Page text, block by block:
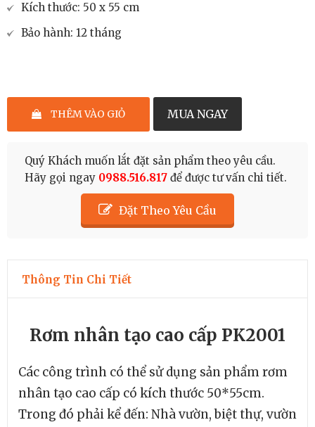
Kích thước: 50 x 55 cm
Bảo hành: 12 tháng
THÊM VÀO GIỎ MUA NGAY
Quý Khách muốn lắt đặt sản phẩm theo yêu cầu.
Hãy gọi ngay 0988.516.817 để được tư vấn chi tiết.
Đặt Theo Yêu Cầu
Thông Tin Chi Tiết
Rơm nhân tạo cao cấp PK2001
Các công trình có thể sử dụng sản phẩm rơm
nhân tạo cao cấp có kích thước 50*55cm.
Trong đó phải kể đến: Nhà vườn, biệt thự, vườn